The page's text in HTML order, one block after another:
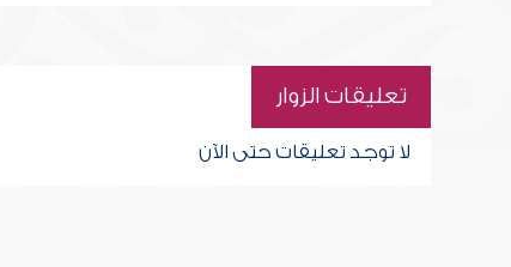
تعليقات الزوار
لا توجد تعليقات حتى الآن